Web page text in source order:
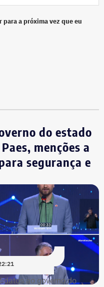
para a próxima vez que eu
do estado
menções a
segurança e
ao governo do